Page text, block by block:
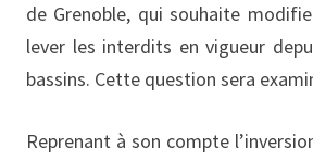
de Grenoble, qui souhaite
lever les interdits en vigueur
bassins. Cette question sera
Reprenant à son compte